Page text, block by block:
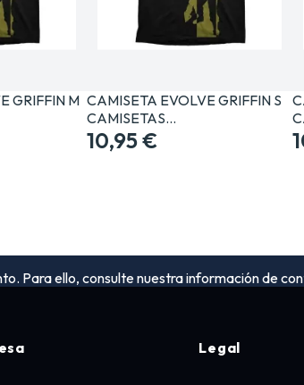
GRIFFIN M CAMISETA EVOLVE GRIFFIN S
CAMISETAS…
10,95 €
Para ello, consulte nuestra información de
Legal